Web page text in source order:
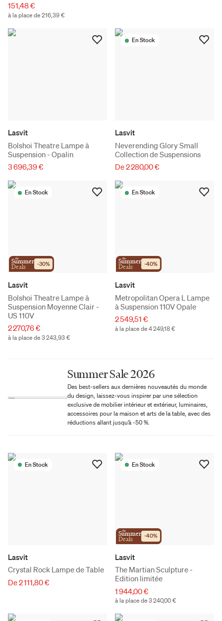
151,48 €
à la place de 216,39 €
Lasvit
Bolshoi Theatre Lampe à
Suspension - Opalin
3 696,39 €
En Stock
Lasvit
Neverending Glory Small
Collection de Suspensions
De 2 280,00 €
En Stock
the
Summer
Deals -30%
Lasvit
Bolshoi Theatre Lampe à
Suspension Moyenne Clair -
US 110V
2 270,76 €
à la place de 3 243,93 €
En Stock
the
Summer
Deals -40%
Lasvit
Metropolitan Opera L Lampe
à Suspension 110V Opale
2 549,51 €
à la place de 4 249,18 €
Summer Sale 2026
Des best-sellers aux dernières nouveautés du monde
du design, laissez-vous inspirer par une sélection
exclusive de mobilier intérieur et extérieur, luminaires,
accessoires pour la maison et arts de la table, avec des
réductions allant jusqu’à -50 %.
En Stock
Lasvit
Crystal Rock Lampe de Table
De 2 111,80 €
En Stock
the
Summer
Deals -40%
Lasvit
The Martian Sculpture -
Edition limitée
1 944,00 €
à la place de 3 240,00 €